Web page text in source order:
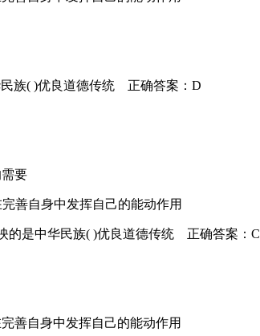
民族( )优良道德传统 正确答案：D
要
善自身中发挥自己的能动作用
的是中华民族( )优良道德传统 正确答案：C
善自身中发挥自己的能动作用